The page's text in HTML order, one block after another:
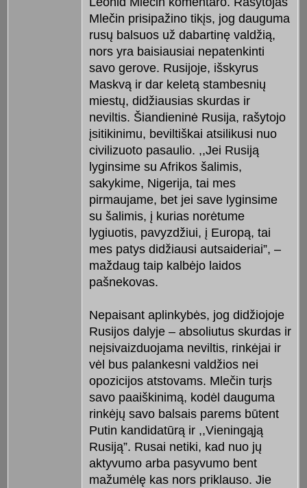
Mlečin prisipažino tikįs, jog dauguma
rusų balsuos už dabartinę valdžią,
nors yra baisiausiai nepatenkinti
savo gerove. Rusijoje, išskyrus
Maskvą ir dar keletą stambesnių
miestų, didžiausias skurdas ir
neviltis. Šiandieninė Rusija, rašytojo
įsitikinimu, beviltiškai atsilikusi nuo
civilizuoto pasaulio. ,,Jei Rusiją
lyginsime su Afrikos šalimis,
sakykime, Nigerija, tai mes
pirmaujame, bet jei save lyginsime
su šalimis, į kurias norėtume
lygiuotis, pavyzdžiui, į Europą, tai
mes patys didžiausi autsaideriai”, –
maždaug taip kalbėjo laidos
pašnekovas.
Nepaisant aplinkybės, jog didžiojoje
Rusijos dalyje – absoliutus skurdas ir
neįsivaizduojama neviltis, rinkėjai ir
vėl bus palankesni valdžios nei
opozicijos atstovams. Mlečin turįs
savo paaiškinimą, kodėl dauguma
rinkėjų savo balsais parems būtent
Putin kandidatūrą ir ,,Vieningąją
Rusiją”. Rusai netiki, kad nuo jų
aktyvumo arba pasyvumo bent
mažumėlę kas nors priklauso. Jie